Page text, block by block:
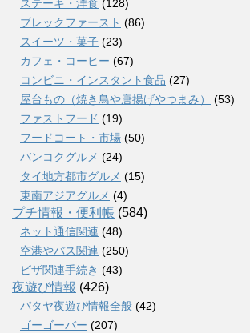
ステーキ・洋食 (128)
ブレックファースト (86)
スイーツ・菓子 (23)
カフェ・コーヒー (67)
コンビニ・インスタント食品 (27)
屋台もの（焼き鳥や唐揚げやつまみ）
(53)
ファストフード (19)
フードコート・市場 (50)
バンコクグルメ (24)
タイ地方都市グルメ (15)
東南アジアグルメ (4)
プチ情報・便利帳 (584)
ネット通信関連 (48)
空港やバス関連 (250)
ビザ関連手続き (43)
夜遊び情報 (426)
パタヤ夜遊び情報全般 (42)
ゴーゴーバー (207)